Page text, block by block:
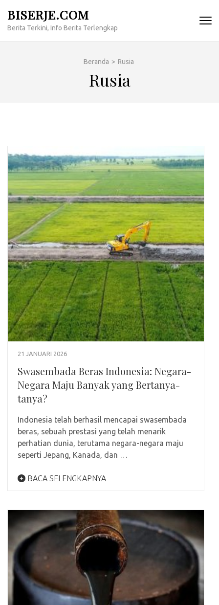
konten
BISERJE.COM
Berita Terkini, Info Berita Terlengkap
Beranda > Rusia
Rusia
21 JANUARI 2026
Swasembada Beras Indonesia: Negara-
Negara Maju Banyak yang Bertanya-
tanya?
Indonesia telah berhasil mencapai swasembada
beras, sebuah prestasi yang telah menarik
perhatian dunia, terutama negara-negara maju
seperti Jepang, Kanada, dan …
BACA SELENGKAPNYA